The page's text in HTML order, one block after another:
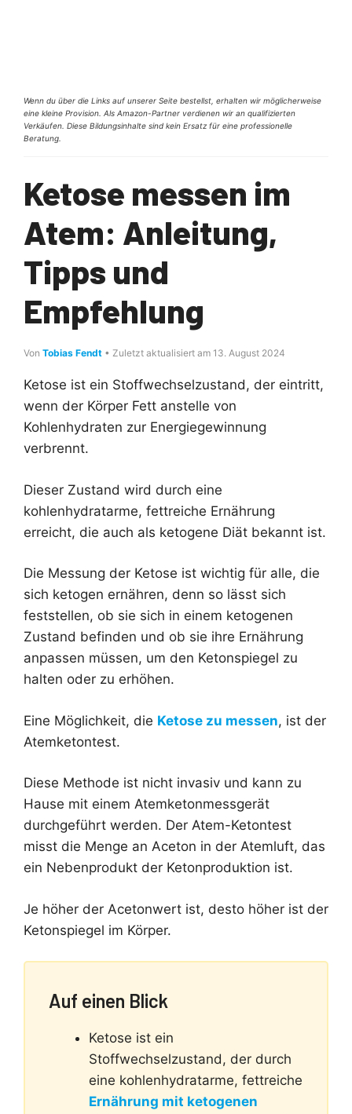
Wenn du über die Links auf unserer Seite bestellst, erhalten wir möglicherweise
eine kleine Provision. Als Amazon-Partner verdienen wir an qualifizierten
Verkäufen. Diese Bildungsinhalte sind kein Ersatz für eine professionelle
Beratung.
Ketose messen im
Atem: Anleitung,
Tipps und
Empfehlung
Von Tobias Fendt • Zuletzt aktualisiert am 13. August 2024
Ketose ist ein Stoffwechselzustand, der eintritt,
wenn der Körper Fett anstelle von
Kohlenhydraten zur Energiegewinnung
verbrennt.
Dieser Zustand wird durch eine
kohlenhydratarme, fettreiche Ernährung
erreicht, die auch als ketogene Diät bekannt ist.
Die Messung der Ketose ist wichtig für alle, die
sich ketogen ernähren, denn so lässt sich
feststellen, ob sie sich in einem ketogenen
Zustand befinden und ob sie ihre Ernährung
anpassen müssen, um den Ketonspiegel zu
halten oder zu erhöhen.
Eine Möglichkeit, die Ketose zu messen, ist der
Atemketontest.
Diese Methode ist nicht invasiv und kann zu
Hause mit einem Atemketonmessgerät
durchgeführt werden. Der Atem-Ketontest
misst die Menge an Aceton in der Atemluft, das
ein Nebenprodukt der Ketonproduktion ist.
Je höher der Acetonwert ist, desto höher ist der
Ketonspiegel im Körper.
Auf einen Blick
Ketose ist ein
Stoffwechselzustand, der durch
eine kohlenhydratarme, fettreiche
Ernährung mit ketogenen